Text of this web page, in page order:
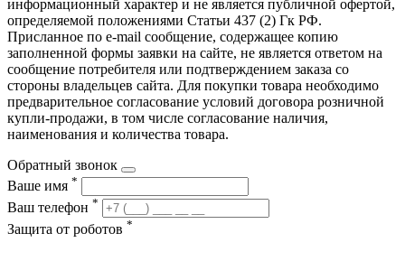
информационный характер и не является публичной офертой,
определяемой положениями Статьи 437 (2) Гк РФ.
Присланное по e-mail сообщение, содержащее копию
заполненной формы заявки на сайте, не является ответом на
сообщение потребителя или подтверждением заказа со
стороны владельцев сайта. Для покупки товара необходимо
предварительное согласование условий договора розничной
купли-продажи, в том числе согласование наличия,
наименования и количества товара.
Обратный звонок
Ваше имя *
Ваш телефон *
Защита от роботов *